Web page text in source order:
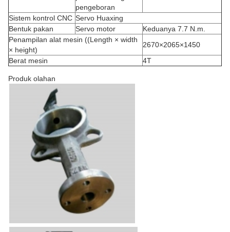
pengeboran
Sistem kontrol CNC Servo Huaxing
Bentuk pakan
Servo motor
Keduanya 7.7 N.m.
Penampilan alat mesin ((Length × width
× height)
2670×2065×1450
Berat mesin
4T
Produk olahan